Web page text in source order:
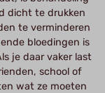
dicht te drukken
te verminderen
bloedingen is
je daar vaker last
school of
wat ze moeten